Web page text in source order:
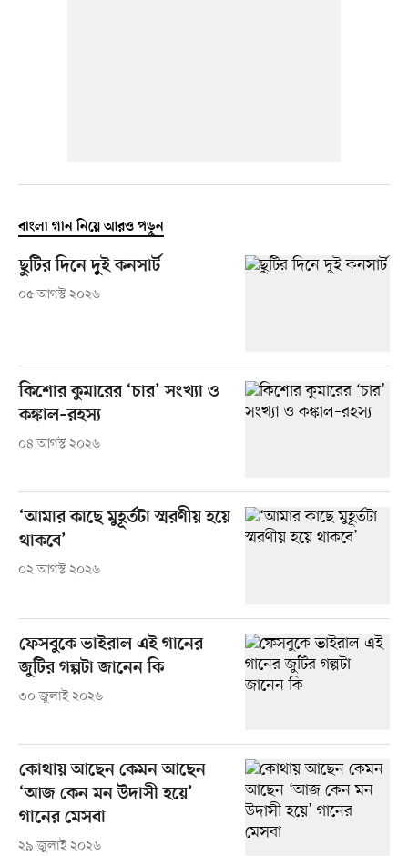
বাংলা গান নিয়ে আরও পড়ুন
ছুটির দিনে দুই কনসার্ট
০৫ আগস্ট ২০২৬
কিশোর কুমারের ‘চার’ সংখ্যা ও
কঙ্কাল–রহস্য
০৪ আগস্ট ২০২৬
‘আমার কাছে মুহূর্তটা স্মরণীয় হয়ে
থাকবে’
০২ আগস্ট ২০২৬
ফেসবুকে ভাইরাল এই গানের
জুটির গল্পটা জানেন কি
৩০ জুলাই ২০২৬
কোথায় আছেন কেমন আছেন
‘আজ কেন মন উদাসী হয়ে’
গানের মেসবা
২৯ জুলাই ২০২৬